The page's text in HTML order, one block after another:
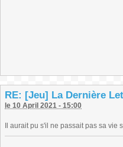
RE: [Jeu] La Dernière
le 10 April 2021 - 15:00
Il aurait pu s'il ne passait pas sa vie